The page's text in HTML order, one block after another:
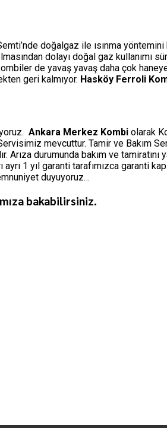
doğalgaz ile ısınma
dolayı doğal gaz kullanımı
de yavaş yavaş daha çok haneye
geri kalmıyor. Hasköy Ferroli
Ankara Merkez Kombi olarak
mevcuttur. Tamir ve Bakım
Arıza durumunda bakım ve
1 yıl garanti tarafımızca garanti
duyuyoruz…
bakabilirsiniz.